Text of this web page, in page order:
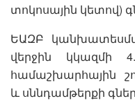
տոկոսային կետով)
ԵԱԶԲ
վերջին կկազմի
համաշխարհային
և սննդամթերքի